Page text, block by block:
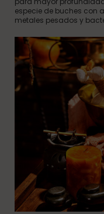
especie de buches con
metales pesados y